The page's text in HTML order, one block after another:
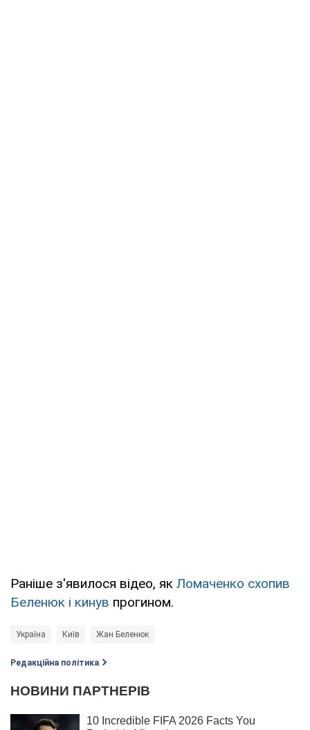
Раніше з'явилося відео, як Ломаченко схопив
Беленюк і кинув прогином.
Україна Київ Жан Беленюк
Редакційна політика